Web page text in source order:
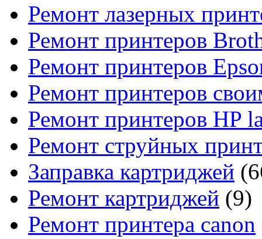
Ремонт лазерных
Ремонт принтеров
Ремонт принтеров
Ремонт принтеров
Ремонт принтеров HP
Ремонт струйных
Заправка картриджей
Ремонт картриджей (9)
Ремонт принтера canon